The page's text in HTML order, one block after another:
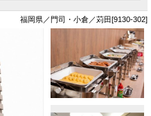
福岡県／門司・小倉／苅田[9130-302]